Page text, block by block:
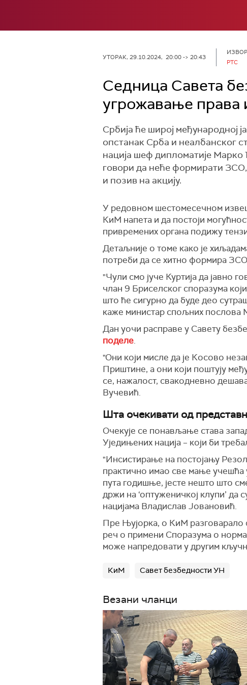
УТОРАК, 29.10.2024, 20:00 -> 20:43
РТС
Седница Савета
угрожавање
Србија ће широј међународној
опстанак Срба и неалбанског
нација шеф дипломатије Марко
говори да неће формирати
и позив на акцију.
У редовном шестомесечном
КиМ напета и да постоји
привремених органа подижу
Детаљније о томе како је
потреби да се хитно формира
"Чули смо јуче Куртија да јавно
члан 9 Бриселског споразума
што ће сигурно да буде део
каже министар спољних послова
Дан уочи расправе у Савету
поделе.
"Они који мисле да је Косово
Приштине, а они који поштују
се, нажалост, свакодневно
Вучевић.
Шта очекивати од
Очекује се понављање става
Уједињених нација – који би
"Инсистирање на постојању
практично имао све мање
пута годишње, јесте нешто што
држи на ‘оптуженичкој клупи’
нацијама Владислав Јовановић.
Пре Њујорка, о КиМ разговарало
реч о примени Споразума о
може напредовати у другим
КиМ Савет безбедности УН
Везани чланци